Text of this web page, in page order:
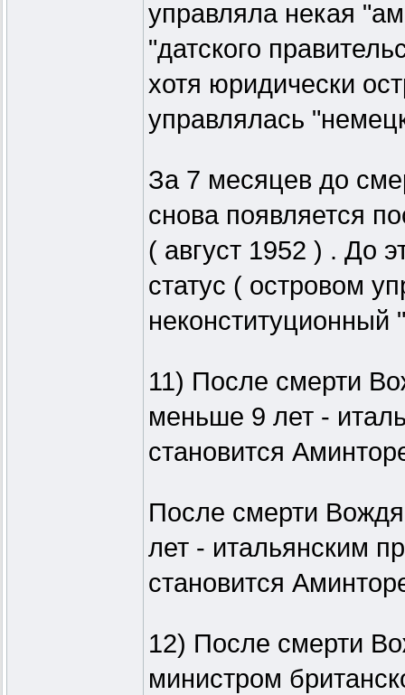
управляла некая
"датского
хотя юридически
управлялась
За 7 месяцев до
снова появляется
( август 1952 ) . До
статус ( островом
неконституционный
11) После смерти
меньше 9 лет -
становится
После смерти
лет - итальянским
становится
12) После смерти
министром